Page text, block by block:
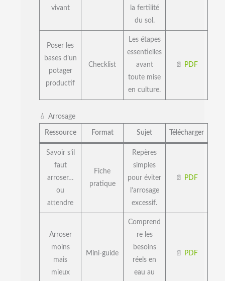
vivant
la fertilité
du sol.
Poser les
bases d’un
potager
productif
Checklist
Les étapes
essentielles
avant
toute mise
en culture.
📄 PDF
💧 Arrosage
Ressource Format Sujet Télécharger
Savoir s’il
faut
arroser…
ou
attendre
Fiche
pratique
Repères
simples
pour éviter
l’arrosage
excessif.
📄 PDF
Arroser
moins
mais
mieux
Mini-guide
Comprend
re les
besoins
réels en
eau au
📄 PDF